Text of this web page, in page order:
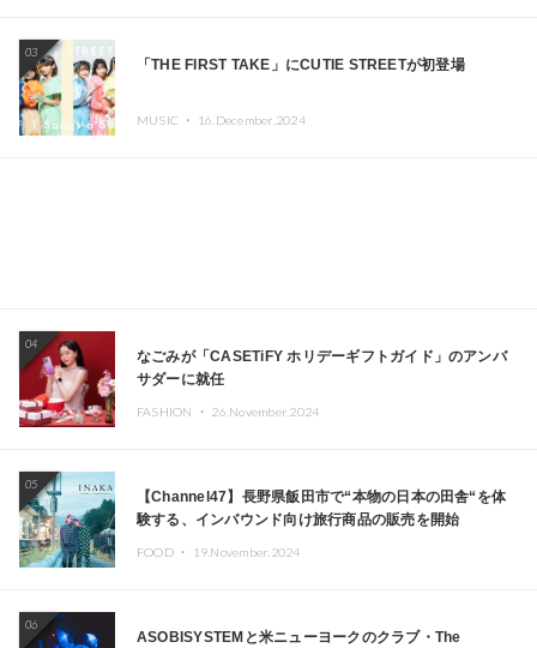
03
「THE FIRST TAKE」にCUTIE STREETが初登場
MUSIC ・ 16.December.2024
04
なごみが「CASETiFY ホリデーギフトガイド」のアンバ
サダーに就任
FASHION ・ 26.November.2024
05
【Channel47】長野県飯田市で“本物の日本の田舎“を体
験する、インバウンド向け旅行商品の販売を開始
FOOD ・ 19.November.2024
06
ASOBISYSTEMと米ニューヨークのクラブ・The